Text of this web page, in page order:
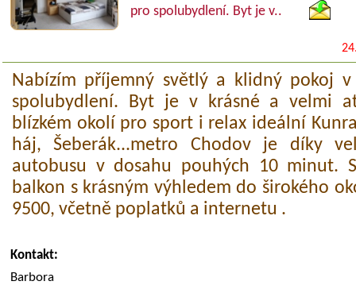
pro spolubydlení. Byt je v..
Nabízím příjemný světlý a klidný pokoj
spolubydlení. Byt je v krásné a velmi
blízkém okolí pro sport i relax ideální
háj, Šeberák...metro Chodov je díky
autobusu v dosahu pouhých 10 minut.
balkon s krásným výhledem do širokého
9500, včetně poplatků a internetu .
Kontakt:
Barbora